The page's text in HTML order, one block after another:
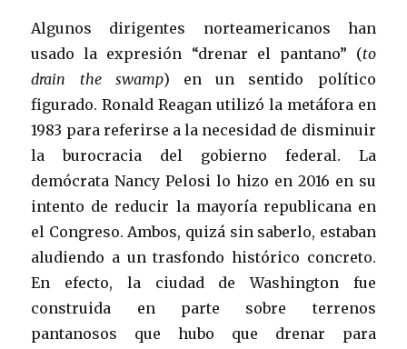
Algunos dirigentes norteamericanos han
usado la expresión “drenar el pantano” (to
drain the swamp) en un sentido político
figurado. Ronald Reagan utilizó la metáfora en
1983 para referirse a la necesidad de disminuir
la burocracia del gobierno federal. La
demócrata Nancy Pelosi lo hizo en 2016 en su
intento de reducir la mayoría republicana en
el Congreso. Ambos, quizá sin saberlo, estaban
aludiendo a un trasfondo histórico concreto.
En efecto, la ciudad de Washington fue
construida en parte sobre terrenos
pantanosos que hubo que drenar para